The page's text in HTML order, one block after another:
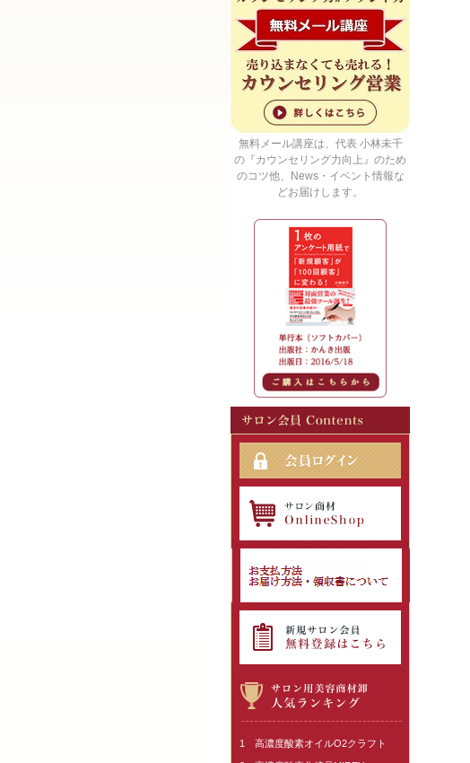
無料メール講座は、代表 小林未千
の『カウンセリング力向上』のため
のコツ他、News・イベント情報な
どお届けします。
1 高濃度酸素オイルO2クラフト